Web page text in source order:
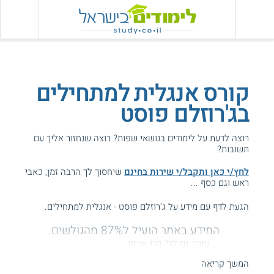
קורס אנגלית למתחילים
בג'רוזלם פוסט
רוצה לדעת על לימודים בנושאי שפות? רוצה שנחזור אליך עם
תשובות?
לחץ/י כאן ותקבל/י שירות בחינם שיחסוך לך הרבה זמן, כאבי
ראש וגם כסף ...
הגעת לדף עם מידע על ג'רוזלם פוסט - אנגלית למתחילים.
המידע באתר הועיל ל87% מהגולשים.
עזרנו גם לך? דרג אותנו:
המשך קריאה